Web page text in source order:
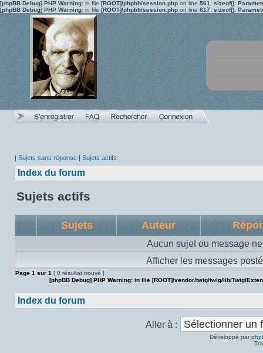
[phpBB Debug] PHP Warning: in file [ROOT]/phpbb/session.php on line 561 : sizeof():
[phpBB Debug] PHP Warning: in file [ROOT]/phpbb/session.php on line 617: sizeof():
| Sujets sans réponse | Sujets actifs
Index du forum
Sujets actifs
Sujets Auteur
Aucun sujet ou message
Afficher les messages
Page 1 sur 1 [ 0 résultat trouvé ]
[phpBB Debug] PHP Warning: in file [ROOT]/vendor/twig/twig/lib/Twig/
Index du forum
Aller à :
Développé par